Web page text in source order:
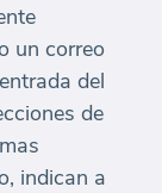
un correo
del
de
indican a